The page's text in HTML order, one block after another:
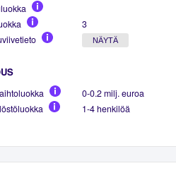
3
NÄYTÄ
0-0.2 milj. euroa
1-4 henkilöä